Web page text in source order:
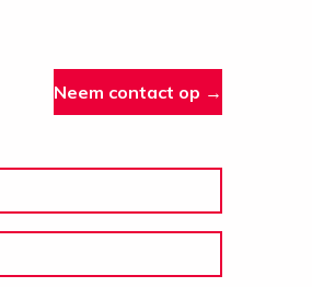
Neem contact op →